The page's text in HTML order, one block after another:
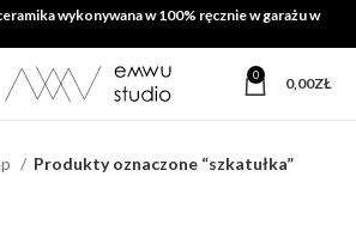
wykonywana w 100% ręcznie w garażu w
0 0,00ZŁ
Produkty oznaczone “szkatułka”